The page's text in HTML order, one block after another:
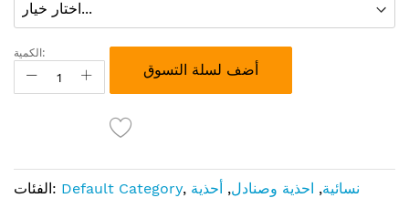
الكمية:
أضف لسلة التسوق
الفئات: Default Category, نسائية, احذية وصنادل, أحذية